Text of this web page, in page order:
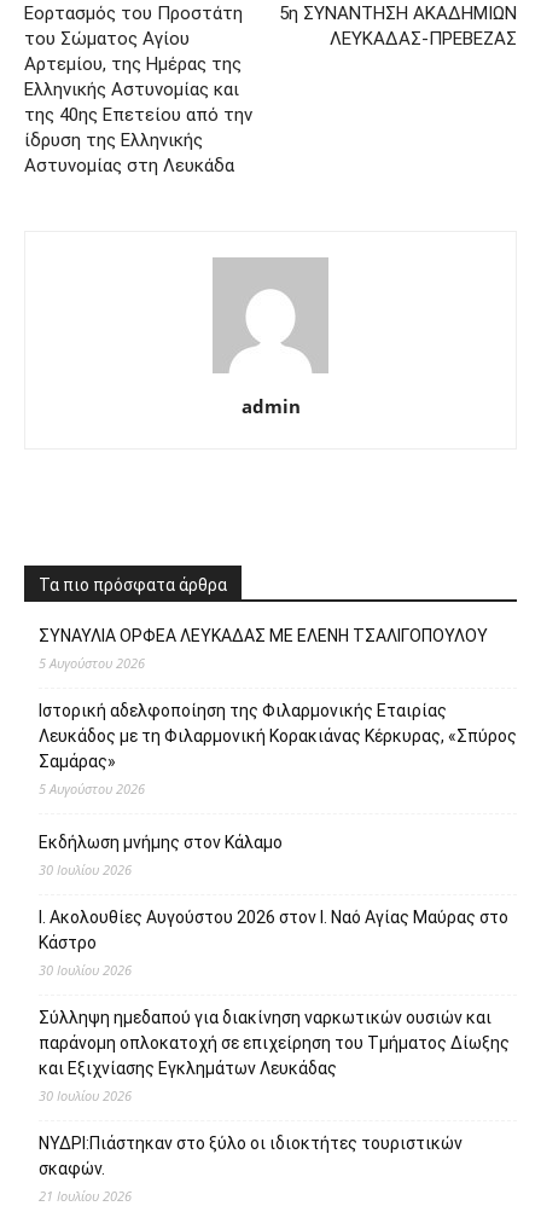
Εορτασμός του Προστάτη
του Σώματος Αγίου
Αρτεμίου, της Ημέρας της
Ελληνικής Αστυνομίας και
της 40ης Επετείου από την
ίδρυση της Ελληνικής
Αστυνομίας στη Λευκάδα
5η ΣΥΝΑΝΤΗΣΗ ΑΚΑΔΗΜΙΩΝ
ΛΕΥΚΑΔΑΣ-ΠΡΕΒΕΖΑΣ
admin
Τα πιο πρόσφατα άρθρα
ΣΥΝΑΥΛΙΑ ΟΡΦΕΑ ΛΕΥΚΑΔΑΣ ΜΕ ΕΛΕΝΗ ΤΣΑΛΙΓΟΠΟΥΛΟΥ
5 Αυγούστου 2026
Ιστορική αδελφοποίηση της Φιλαρμονικής Εταιρίας
Λευκάδος με τη Φιλαρμονική Κορακιάνας Κέρκυρας, «Σπύρος
Σαμάρας»
5 Αυγούστου 2026
Εκδήλωση μνήμης στον Κάλαμο
30 Ιουλίου 2026
Ι. Ακολουθίες Αυγούστου 2026 στον Ι. Ναό Αγίας Μαύρας στο
Κάστρο
30 Ιουλίου 2026
Σύλληψη ημεδαπού για διακίνηση ναρκωτικών ουσιών και
παράνομη οπλοκατοχή σε επιχείρηση του Τμήματος Δίωξης
και Εξιχνίασης Εγκλημάτων Λευκάδας
30 Ιουλίου 2026
ΝΥΔΡΙ:Πιάστηκαν στο ξύλο οι ιδιοκτήτες τουριστικών
σκαφών.
21 Ιουλίου 2026